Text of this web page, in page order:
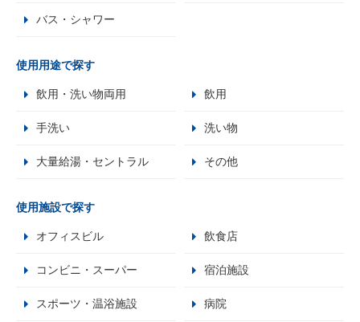
バス・シャワー
使用用途で探す
飲用・洗い物両用 飲用
手洗い 洗い物
大量給湯・セントラル その他
使用施設で探す
オフィスビル 飲食店
コンビニ・スーパー 宿泊施設
スポーツ・温浴施設 病院